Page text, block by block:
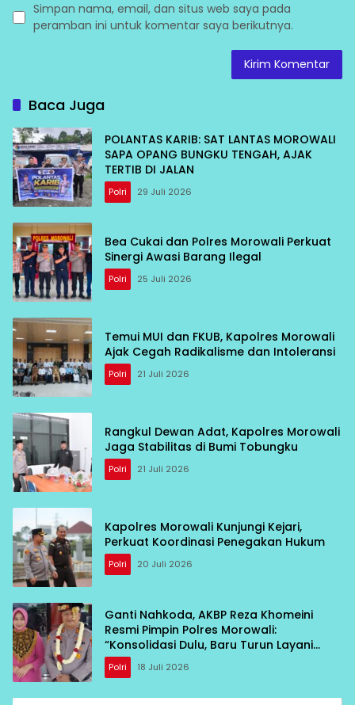
Simpan nama, email, dan situs web saya pada
peramban ini untuk komentar saya berikutnya.
Baca Juga
POLANTAS KARIB: SAT LANTAS MOROWALI
SAPA OPANG BUNGKU TENGAH, AJAK
TERTIB DI JALAN
Polri 29 Juli 2026
Bea Cukai dan Polres Morowali Perkuat
Sinergi Awasi Barang Ilegal
Polri 25 Juli 2026
Temui MUI dan FKUB, Kapolres Morowali
Ajak Cegah Radikalisme dan Intoleransi
Polri 21 Juli 2026
Rangkul Dewan Adat, Kapolres Morowali
Jaga Stabilitas di Bumi Tobungku
Polri 21 Juli 2026
Kapolres Morowali Kunjungi Kejari,
Perkuat Koordinasi Penegakan Hukum
Polri 20 Juli 2026
Ganti Nahkoda, AKBP Reza Khomeini
Resmi Pimpin Polres Morowali:
“Konsolidasi Dulu, Baru Turun Layani
Warga”
Polri 18 Juli 2026